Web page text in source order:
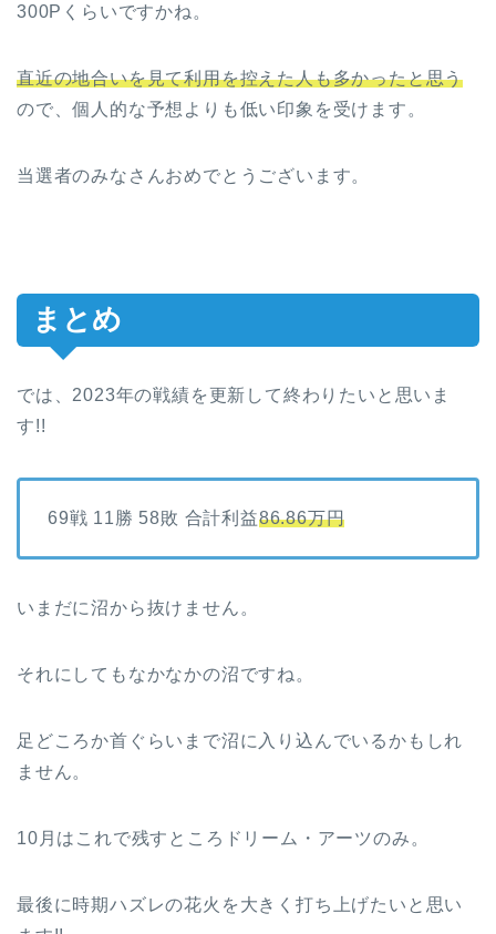
300Pくらいですかね。
直近の地合いを見て利用を控えた人も多かったと思う
ので、個人的な予想よりも低い印象を受けます。
当選者のみなさんおめでとうございます。
まとめ
では、2023年の戦績を更新して終わりたいと思いま
す!!
69戦 11勝 58敗 合計利益86.86万円
いまだに沼から抜けません。
それにしてもなかなかの沼ですね。
足どころか首ぐらいまで沼に入り込んでいるかもしれ
ません。
10月はこれで残すところドリーム・アーツのみ。
最後に時期ハズレの花火を大きく打ち上げたいと思い